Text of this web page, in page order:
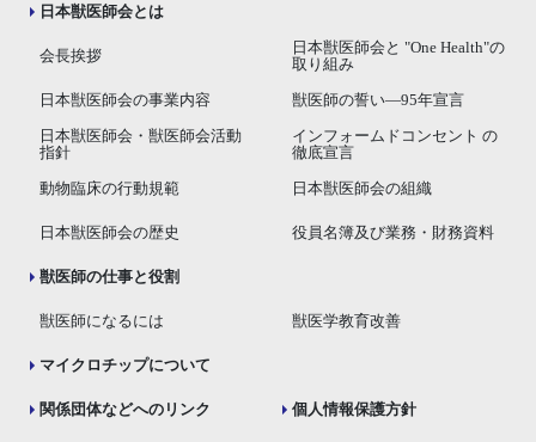
日本獣医師会とは
会長挨拶
日本獣医師会と "One Health"の
取り組み
日本獣医師会の事業内容 獣医師の誓い―95年宣言
日本獣医師会・獣医師会活動
指針
インフォームドコンセント の
徹底宣言
動物臨床の行動規範 日本獣医師会の組織
日本獣医師会の歴史 役員名簿及び業務・財務資料
獣医師の仕事と役割
獣医師になるには 獣医学教育改善
マイクロチップについて
関係団体などへのリンク 個人情報保護方針